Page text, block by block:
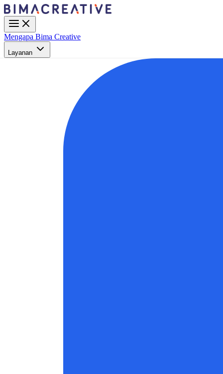
Mengapa Bima Creative
Layanan